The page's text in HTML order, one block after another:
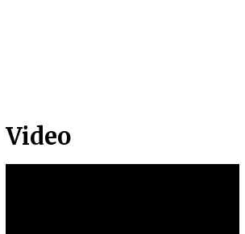
Video